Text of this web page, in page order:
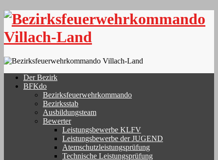
Skip
content
Der Bezirk
BFKdo
Bezirksfeuerwehrkommando
Bezirksstab
Ausbildungsteam
Bewerter
Leistungsbewerbe KLFV
Leistungsbewerbe der JUGEND
Atemschutzleistungsprüfung
Technische Leistungsprüfung